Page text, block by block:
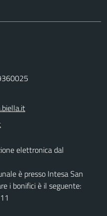
elettronica dal
è presso Intesa San
i bonifici è il seguente: